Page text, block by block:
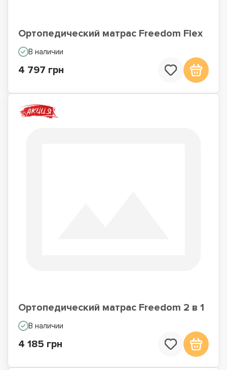
Ортопедический матрас Freedom Flex
В наличии
4 797 грн
Ортопедический матрас Freedom 2 в 1
В наличии
4 185 грн